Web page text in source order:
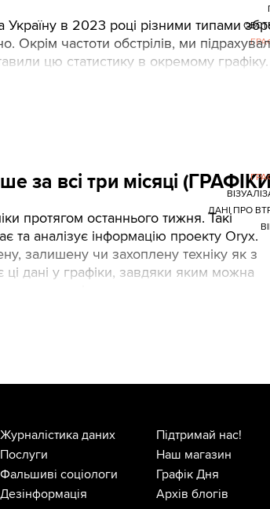
Україну в 2023 році різними типами
Окрім частоти обстрілів, ми
цю статистику в окремому графіку.
за всі три місяці
протягом останнього тижня. Такі
та аналізує інформацію проекту Oryx.
залишену чи захоплену техніку як з
дані у графіки, завдяки яким можна
ДАНІ ПРО
Журналістика даних
Послуги
Фальшиві соціологи
Дезінформація
Підтримай нас!
Наш магазин
Графік Дня
Архів блогів